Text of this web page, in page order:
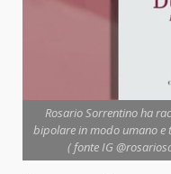
Rosario Sorrentino ha
bipolare in modo umano e
( fonte IG